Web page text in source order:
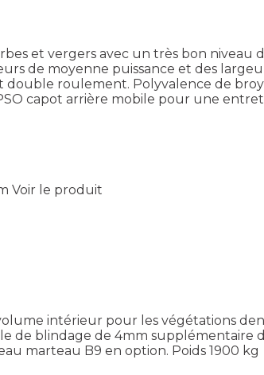
et vergers avec un très bon niveau
de moyenne puissance et des
roulement. Polyvalence de
capot arrière mobile pour une
Voir le produit
intérieur pour les végétations
de blindage de 4mm supplémentaire
marteau B9 en option. Poids 1900 kg